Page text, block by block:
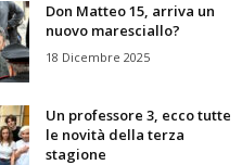
Don Matteo 15, arriva un
nuovo maresciallo?
18 Dicembre 2025
Un professore 3, ecco tutte
le novità della terza
stagione